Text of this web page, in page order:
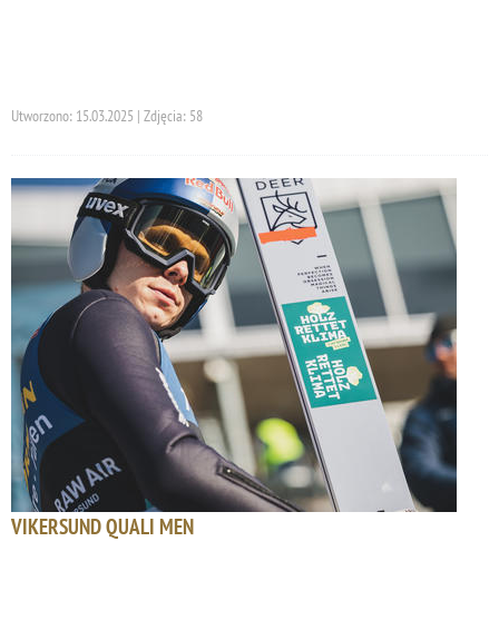
Utworzono: 15.03.2025 | Zdjęcia: 58
VIKERSUND QUALI MEN